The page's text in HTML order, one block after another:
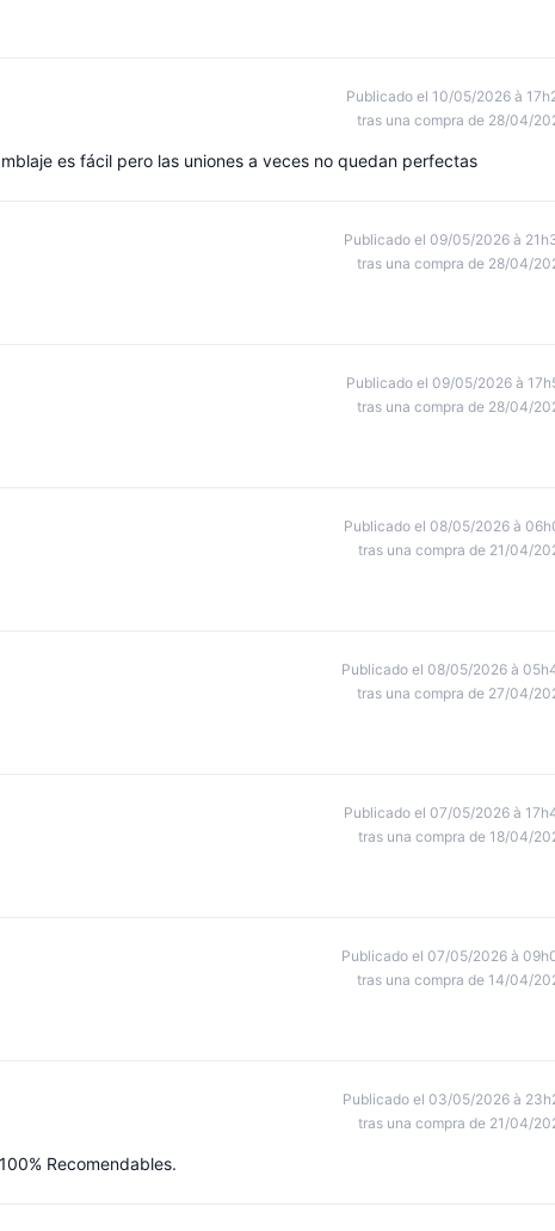
Publicado el 10/05/2026 à
tras una compra de 28/04/
es fácil pero las uniones a veces no quedan perfectas
Publicado el 09/05/2026 à
tras una compra de 28/04/
Publicado el 09/05/2026 à
tras una compra de 28/04/
Publicado el 08/05/2026 à
tras una compra de 21/04/
Publicado el 08/05/2026 à
tras una compra de 27/04/
Publicado el 07/05/2026 à
tras una compra de 18/04/
Publicado el 07/05/2026 à
tras una compra de 14/04/
Publicado el 03/05/2026 à
tras una compra de 21/04/
Recomendables.